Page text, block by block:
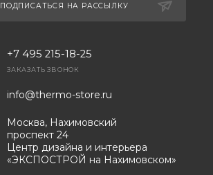
ПОДПИСАТЬСЯ НА РАССЫЛКУ
+7 495 215-18-25
ЗАКАЗАТЬ ЗВОНОК
info@thermo-store.ru
Москва, Нахимовский
проспект 24
Центр дизайна и интерьера
«ЭКСПОСТРОЙ на Нахимовском»